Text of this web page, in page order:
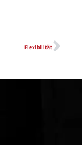
Flexibilität